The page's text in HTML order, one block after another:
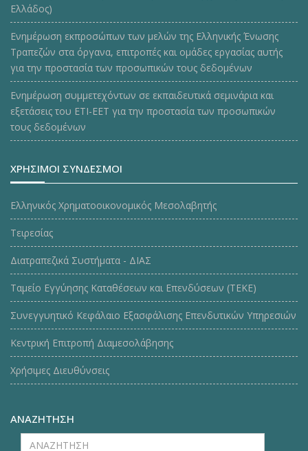
Ελλάδος)
Ενημέρωση εκπροσώπων των μελών της Ελληνικής Ένωσης
Τραπεζών στα όργανα, επιτροπές και ομάδες εργασίας αυτής
για την προστασία των προσωπικών τους δεδομένων
Ενημέρωση συμμετεχόντων σε εκπαιδευτικά σεμινάρια και
εξετάσεις του ΕΤΙ-ΕΕΤ για την προστασία των προσωπικών
τους δεδομένων
ΧΡΗΣΙΜΟΙ ΣΥΝΔΕΣΜΟΙ
Ελληνικός Χρηματοοικονομικός Μεσολαβητής
Τειρεσίας
Διατραπεζικά Συστήματα - ΔΙΑΣ
Ταμείο Εγγύησης Καταθέσεων και Επενδύσεων (ΤΕΚE)
Συνεγγυητικό Κεφάλαιο Εξασφάλισης Επενδυτικών Υπηρεσιών
Κεντρική Επιτροπή Διαμεσολάβησης
Χρήσιμες Διευθύνσεις
ΑΝΑΖΗΤΗΣΗ
ΑΝΑΖΗΤΗΣΗ